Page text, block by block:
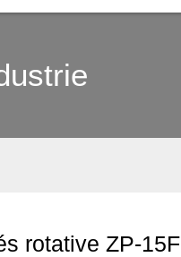
rotative ZP-15F